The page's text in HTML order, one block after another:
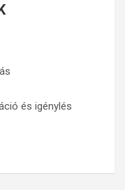
és igénylés